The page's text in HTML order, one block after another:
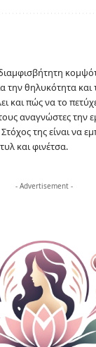
την θηλυκότητα
και πώς να το
αναγνώστες την
της είναι να
και φινέτσα.
- Advertisement -